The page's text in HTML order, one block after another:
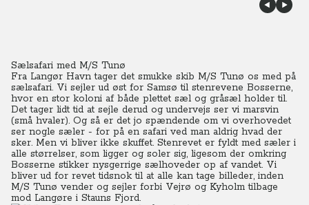
Sælsafari med M/S Tunø
Fra Langør Havn tager det smukke skib M/S Tunø os med på
sælsafari. Vi sejler ud øst for Samsø til stenrevene Bosserne,
hvor en stor koloni af både plettet sæl og gråsæl holder til.
Det tager lidt tid at sejle derud og undervejs ser vi marsvin
(små hvaler). Og så er det jo spændende om vi overhovedet
ser nogle sæler - for på en safari ved man aldrig hvad der
sker. Men vi bliver ikke skuffet. Stenrevet er fyldt med sæler i
alle størrelser, som ligger og soler sig, ligesom der omkring
Bosserne stikker nysgerrige sælhoveder op af vandet. Vi
bliver ud for revet tidsnok til at alle kan tage billeder, inden
M/S Tunø vender og sejler forbi Vejrø og Kyholm tilbage
mod Langøre i Stauns Fjord.